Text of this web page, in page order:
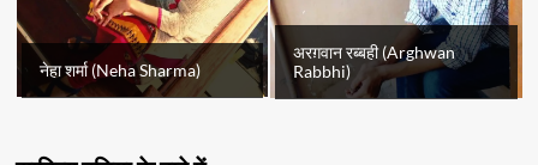
नेहा शर्मा (Neha Sharma)
अरग़वान रब्बही (Arghwan
Rabbhi)